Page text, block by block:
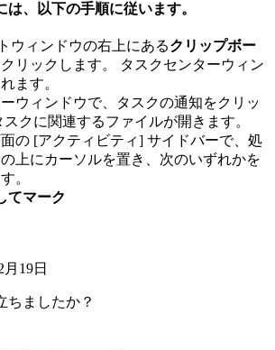
は、以下の手順に従います。
ウィンドウの右上にあるクリップボー
リックします。 タスクセンターウィン
ます。
ウィンドウで、タスクの通知をクリッ
クに関連するファイルが開きます。
の [アクティビティ] サイドバーで、処
上にカーソルを置き、次のいずれかを
。
てマーク
月19日
ちましたか？